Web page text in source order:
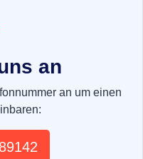
an
an um einen